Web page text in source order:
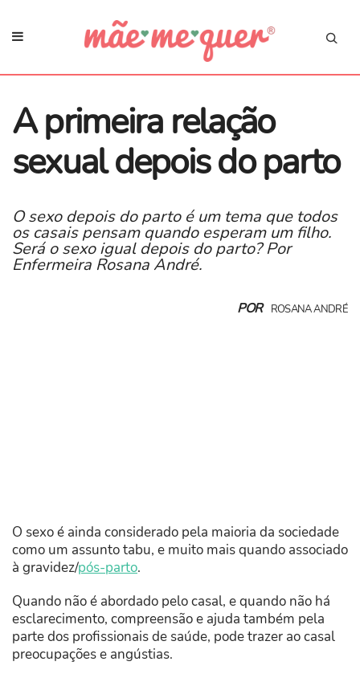
A primeira relação
sexual depois do parto
O sexo depois do parto é um tema que todos
os casais pensam quando esperam um filho.
Será o sexo igual depois do parto? Por
Enfermeira Rosana André.
POR ROSANA ANDRÉ
O sexo é ainda considerado pela maioria da sociedade
como um assunto tabu, e muito mais quando associado
à gravidez/pós-parto.
Quando não é abordado pelo casal, e quando não há
esclarecimento, compreensão e ajuda também pela
parte dos profissionais de saúde, pode trazer ao casal
preocupações e angústias.